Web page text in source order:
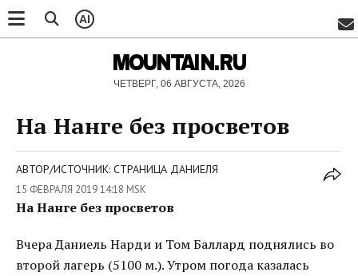
AI
MOUNTAIN.RU
ЧЕТВЕРГ, 06 АВГУСТА, 2026
На Нанге без просветов
АВТОР/ИСТОЧНИК: СТРАНИЦА ДАНИЕЛЯ
15 ФЕВРАЛЯ 2019 14:18 MSK
На Нанге без просветов
Вчера Даниель Нарди и Том Баллард поднялись во
второй лагерь (5100 м.). Утром погода казалась